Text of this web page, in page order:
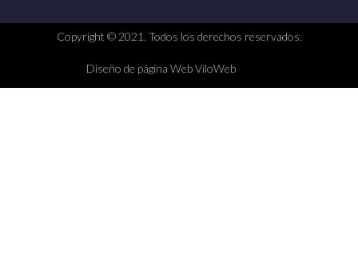
Copyright © 2021. Todos los derechos reservados.
Diseño de página Web ViloWeb